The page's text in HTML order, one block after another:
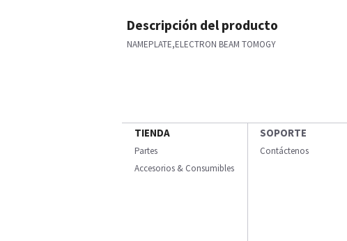
Descripción del producto
NAMEPLATE,ELECTRON BEAM TOMOGY
TIENDA
Partes
Accesorios & Consumibles
SOPORTE
Contáctenos